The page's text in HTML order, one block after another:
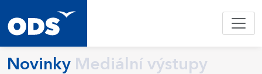
Novinky Mediální výstupy